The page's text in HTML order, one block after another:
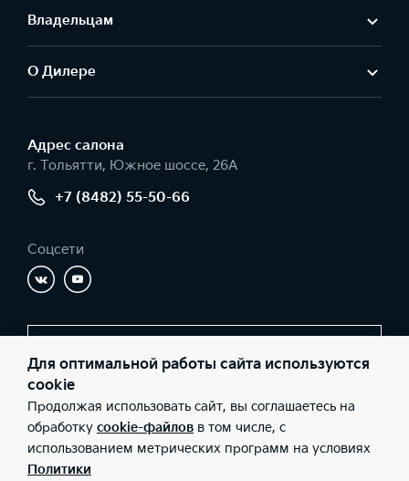
Владельцам
О Дилере
Адрес салонa
г. Тольятти, Южное шоссе, 26А
+7 (8482) 55-50-66
Соцсети
© 2026 Юридические лица ООО «Имола» (Фактический адрес: г.
Тольятти, Южное шоссе, 26А; Телефон: +7 (8482) 55-50-66; ИНН:
6321067760; ОГРН: 1036301017280), ООО «Киа Россия и СНГ»
(Фактический адрес: г.Москва, Валовая 26; Телефон: 8 800 301
08 80; ИНН: 7728674093; ОГРН: 5087746291760) ведут
Для оптимальной работы сайта используются
cookie
Продолжая использовать сайт, вы соглашаетесь на
обработку cookie-файлов в том числе, с
использованием метрических программ на условиях
Политики